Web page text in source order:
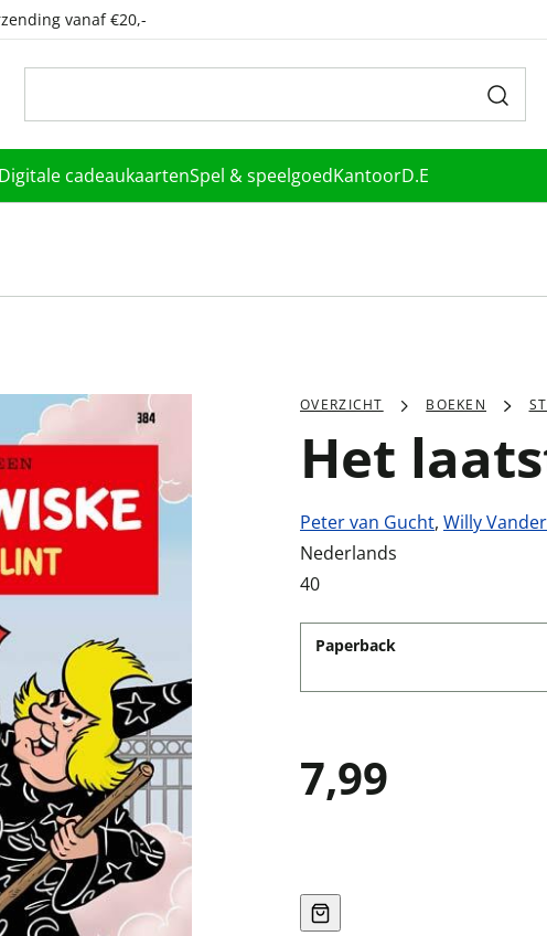
vanaf €20,-
Digitale cadeaukaartenSpel & speelgoedKantoorD.E
OVERZICHT BOEKEN
Het
Peter van Gucht, Willy
Nederlands
40
Paperback
7,99